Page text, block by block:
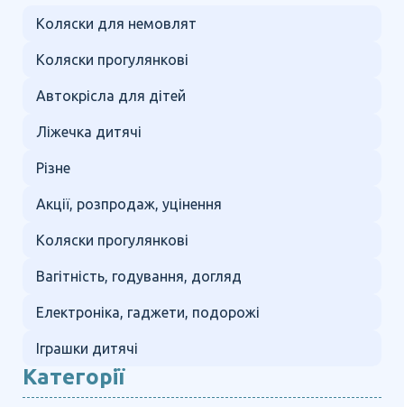
Коляски для немовлят
Коляски прогулянкові
Автокрісла для дітей
Ліжечка дитячі
Різне
Акції, розпродаж, уцінення
Коляски прогулянкові
Вагітність, годування, догляд
Електроніка, гаджети, подорожі
Іграшки дитячі
Категорії